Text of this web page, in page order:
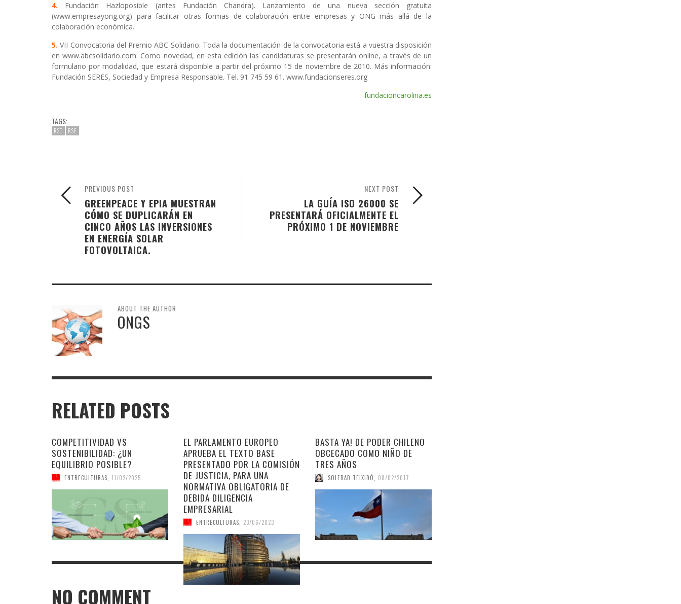
4. Fundación Hazloposible (antes Fundación Chandra). Lanzamiento de una nueva sección gratuita
(www.empresayong.org) para facilitar otras formas de colaboración entre empresas y ONG más allá de la
colaboración económica.
5. VII Convocatoria del Premio ABC Solidario. Toda la documentación de la convocatoria está a vuestra disposición
en www.abcsolidario.com. Como novedad, en esta edición las candidaturas se presentarán online, a través de un
formulario por modalidad, que estará disponible a partir del próximo 15 de noviembre de 2010. Más información:
Fundación SERES, Sociedad y Empresa Responsable. Tel. 91 745 59 61. www.fundacionseres.org
fundacioncarolina.es
TAGS:
RSC RSE
NEXT POST
LA GUÍA ISO 26000 SE
PRESENTARÁ OFICIALMENTE EL
PRÓXIMO 1 DE NOVIEMBRE
PREVIOUS POST
GREENPEACE Y EPIA MUESTRAN
CÓMO SE DUPLICARÁN EN
CINCO AÑOS LAS INVERSIONES
EN ENERGÍA SOLAR
FOTOVOLTAICA.
ABOUT THE AUTHOR
ONGS
RELATED POSTS
COMPETITIVIDAD VS
SOSTENIBILIDAD: ¿UN
EQUILIBRIO POSIBLE?
ENTRECULTURAS 11/02/2025
EL PARLAMENTO EUROPEO
APRUEBA EL TEXTO BASE
PRESENTADO POR LA COMISIÓN
DE JUSTICIA, PARA UNA
NORMATIVA OBLIGATORIA DE
DEBIDA DILIGENCIA
EMPRESARIAL
ENTRECULTURAS 23/06/2023
BASTA YA! DE PODER CHILENO
OBCECADO COMO NIÑO DE
TRES AÑOS
SOLEDAD TEIXIDÓ 08/02/2017
NO COMMENT